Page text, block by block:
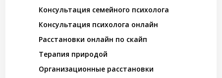
Консультация семейного психолога
Консультация психолога онлайн
Расстановки онлайн по скайп
Терапия природой
Организационные расстановки